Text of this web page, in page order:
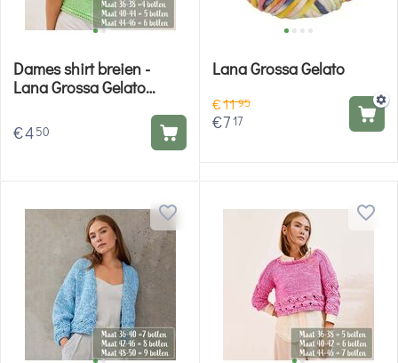
Dames shirt breien -
Lana Grossa Gelato
€4 50
Lana Grossa Gelato
€1195
€717